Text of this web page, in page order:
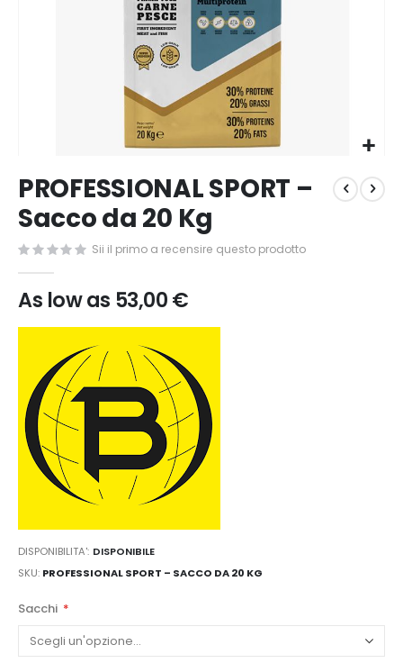
all'inizio
della
galleria
di
immagini
PROFESSIONAL SPORT –
Sacco da 20 Kg
Sii il primo a recensire questo prodotto
As low as 53,00 €
DISPONIBILITA': DISPONIBILE
SKU PROFESSIONAL SPORT – SACCO DA 20 KG
Sacchi